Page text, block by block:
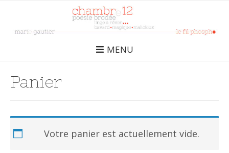
MENU
Panier
Votre panier est actuellement vide.